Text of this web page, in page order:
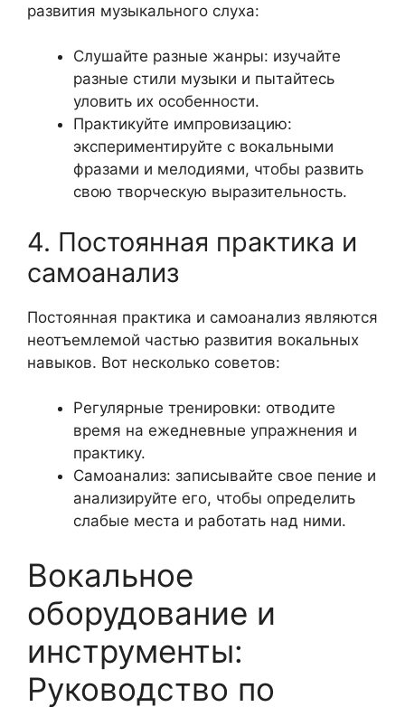
развития музыкального слуха:
Слушайте разные жанры: изучайте
разные стили музыки и пытайтесь
уловить их особенности.
Практикуйте импровизацию:
экспериментируйте с вокальными
фразами и мелодиями, чтобы развить
свою творческую выразительность.
4. Постоянная практика и
самоанализ
Постоянная практика и самоанализ являются
неотъемлемой частью развития вокальных
навыков. Вот несколько советов:
Регулярные тренировки: отводите
время на ежедневные упражнения и
практику.
Самоанализ: записывайте свое пение и
анализируйте его, чтобы определить
слабые места и работать над ними.
Вокальное
оборудование и
инструменты:
Руководство по